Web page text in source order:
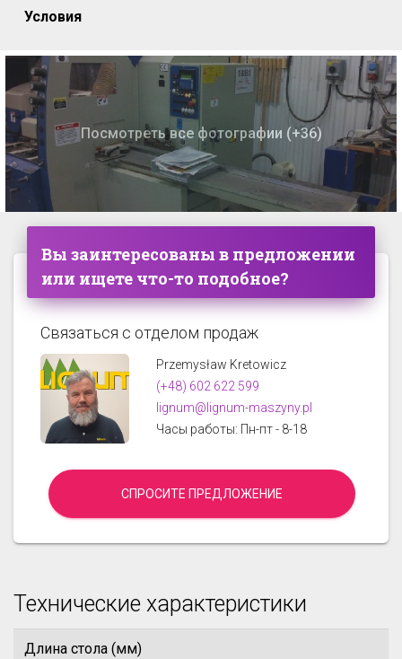
Условия
Посмотреть все фотографии (+36)
Вы заинтересованы в предложении
или ищете что-то подобное?
Связаться с отделом продаж
Przemysław Kretowicz
(+48) 602 622 599
lignum@lignum-maszyny.pl
Часы работы: Пн-пт - 8-18
СПРОСИТЕ ПРЕДЛОЖЕНИЕ
Технические характеристики
Длина стола (мм)